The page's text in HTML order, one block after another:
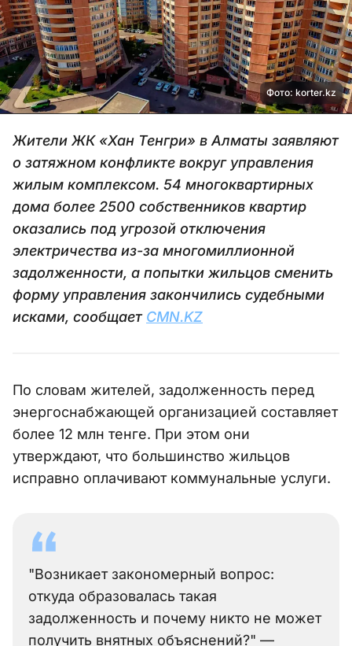
Фото: korter.kz
Жители ЖК «Хан Тенгри» в Алматы заявляют
о затяжном конфликте вокруг управления
жилым комплексом. 54 многоквартирных
дома более 2500 собственников квартир
оказались под угрозой отключения
электричества из-за многомиллионной
задолженности, а попытки жильцов сменить
форму управления закончились судебными
исками, сообщает CMN.KZ
По словам жителей, задолженность перед
энергоснабжающей организацией составляет
более 12 млн тенге. При этом они
утверждают, что большинство жильцов
исправно оплачивают коммунальные услуги.
"Возникает закономерный вопрос:
откуда образовалась такая
задолженность и почему никто не может
получить внятных объяснений?" —